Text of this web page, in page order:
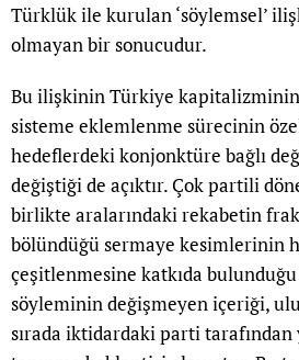
Türklük ile kurulan ‘söylemsel’
olmayan bir sonucudur.
Bu ilişkinin Türkiye
sisteme eklemlenme sürecinin
hedeflerdeki konjonktüre bağlı
değiştiği de açıktır. Çok partili
birlikte aralarındaki rekabetin
bölündüğü sermaye kesimlerinin
çeşitlenmesine katkıda
söyleminin değişmeyen içeriği,
sırada iktidardaki parti